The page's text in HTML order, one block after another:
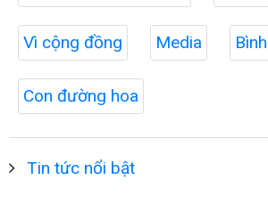
Vì cộng đồng Media
Con đường hoa
Tin tức nổi bật